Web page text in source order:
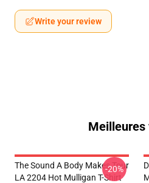
Write your review
Meilleures
The Sound A Body Makes Tour
LA 2204 Hot Mulligan T-Shirt
-20%